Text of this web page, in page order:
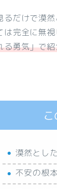
るだけで漠
は完全に無
る勇気」で
漠然とし
不安の根